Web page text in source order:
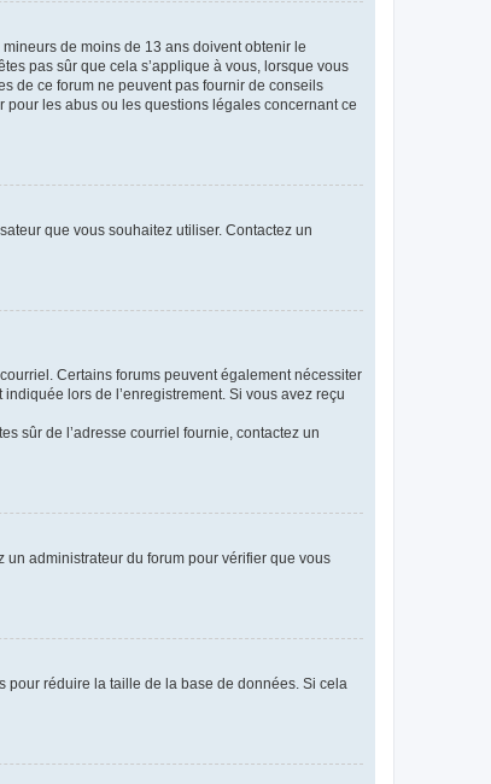
de moins de 13 ans doivent obtenir le
pas sûr que cela s’applique à vous, lorsque vous
de ce forum ne peuvent pas fournir de conseils
les abus ou les questions légales concernant ce
que vous souhaitez utiliser. Contactez un
Certains forums peuvent également nécessiter
lors de l’enregistrement. Si vous avez reçu
sûr de l’adresse courriel fournie, contactez un
un administrateur du forum pour vérifier que vous
pour réduire la taille de la base de données. Si cela